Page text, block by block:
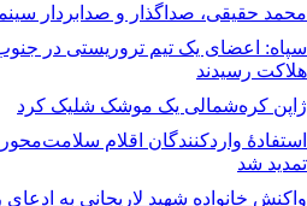
محمد حقیقی، صداگذار و صدابردار
سپاه: اعضای یک تیم تروریستی در
هلاکت رسیدند
ژاپن کره‌شمالی یک موشک شلیک کرد
استفادۀ واردکنندگان اقلام
تمدید شد
واکنش خانواده شهید لاریجانی به